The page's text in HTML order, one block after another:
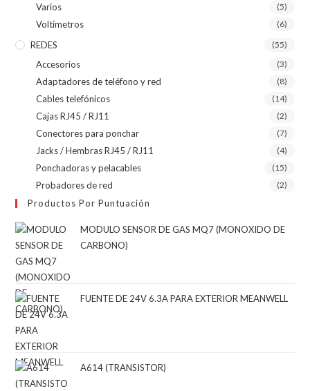
Varios (5)
Voltímetros (6)
REDES (55)
Accesorios (3)
Adaptadores de teléfono y red (8)
Cables telefónicos (14)
Cajas RJ45 / RJ11 (2)
Conectores para ponchar (7)
Jacks / Hembras RJ45 / RJ11 (4)
Ponchadoras y pelacables (15)
Probadores de red (2)
Productos Por Puntuación
MODULO SENSOR DE GAS MQ7 (MONOXIDO DE
CARBONO)
FUENTE DE 24V 6.3A PARA EXTERIOR MEANWELL
A614 (TRANSISTOR)